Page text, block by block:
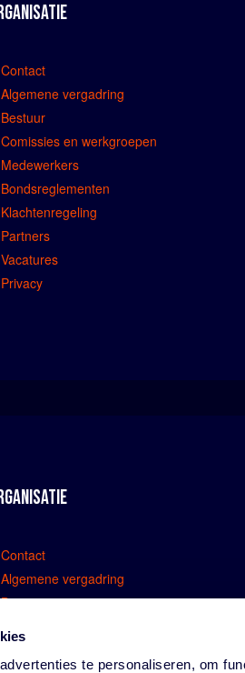
te personaliseren, om
Contact
Algemene vergadring
Bestuur
Comissies en werkgroepen
Medewerkers
Bondsreglementen
Klachtenregeling
Partners
Vacatures
Privacy
Contact
Algemene vergadring
Bestuur